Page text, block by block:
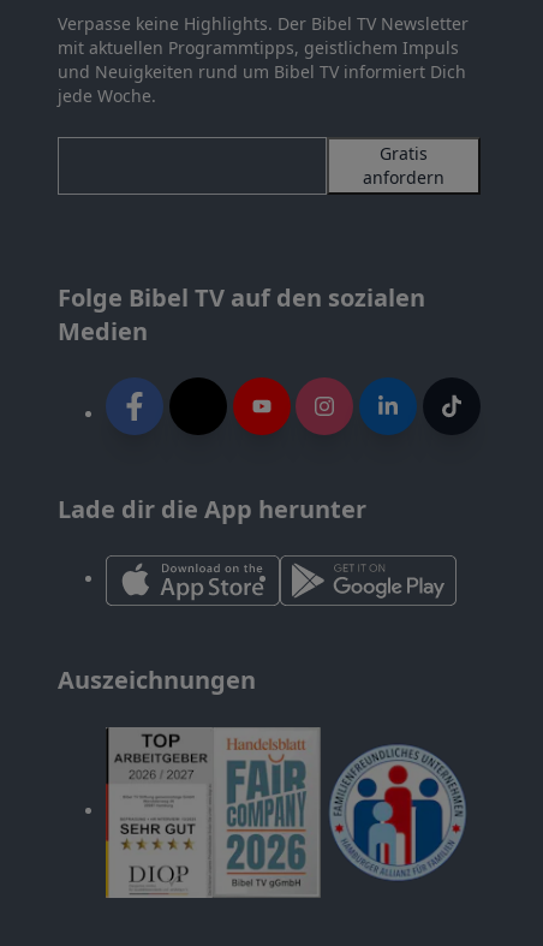
Verpasse keine Highlights. Der Bibel TV Newsletter
mit aktuellen Programmtipps, geistlichem Impuls
und Neuigkeiten rund um Bibel TV informiert Dich
jede Woche.
Gratis
anfordern
Folge Bibel TV auf den sozialen
Medien
Lade dir die App herunter
Auszeichnungen